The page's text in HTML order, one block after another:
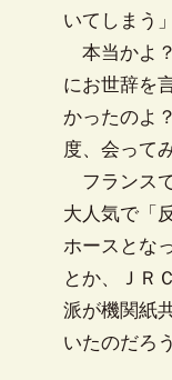
いてしまう
本当かよ
にお世辞を
かったのよ
度、会って
フランス
大人気で「
ホースとな
とか、ＪＲ
派が機関紙
いたのだろ